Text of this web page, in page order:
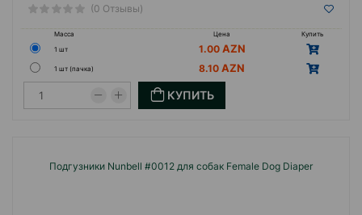
(0 Отзывы)
Масса Цена
Купить
1 шт
1.00
1 шт (пачка) 8.10
КУПИТЬ
Подгузники Nunbell #0012 для собак Female Dog Diaper